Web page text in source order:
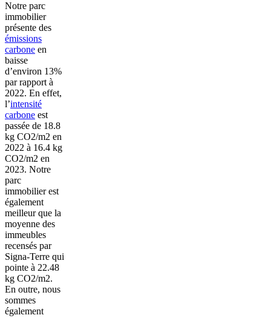
Notre parc
immobilier
présente des
émissions
carbone en
baisse
d’environ 13%
par rapport à
2022. En effet,
l’intensité
carbone est
passée de 18.8
kg CO2/m2 en
2022 à 16.4 kg
CO2/m2 en
2023. Notre
parc
immobilier est
également
meilleur que la
moyenne des
immeubles
recensés par
Signa-Terre qui
pointe à 22.48
kg CO2/m2.
En outre, nous
sommes
également